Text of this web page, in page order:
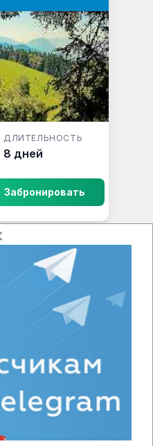
ДЛИТЕЛЬНОСТЬ
8 дней
Забронировать
группа, без